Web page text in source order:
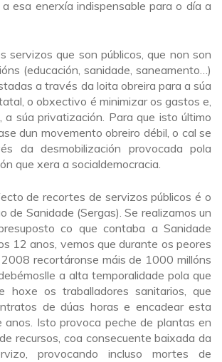
esa enerxía indispensable para o día a
servizos que son públicos, que non son
(educación, sanidade, saneamento…)
a través da loita obreira para a súa
o obxectivo é minimizar os gastos e,
a súa privatización. Para que isto último
dun movemento obreiro débil, o cal se
da desmobilización provocada pola
que xera a socialdemocracia.
de recortes de servizos públicos é o
de Sanidade (Sergas). Se realizamos un
co que contaba a Sanidade
12 anos, vemos que durante os peores
recortáronse máis de 1000 millóns
a alta temporalidade pola que
hoxe os traballadores sanitarios, que
de dúas horas e encadear esta
anos. Isto provoca peche de plantas en
recursos, coa consecuente baixada da
provocando incluso mortes de